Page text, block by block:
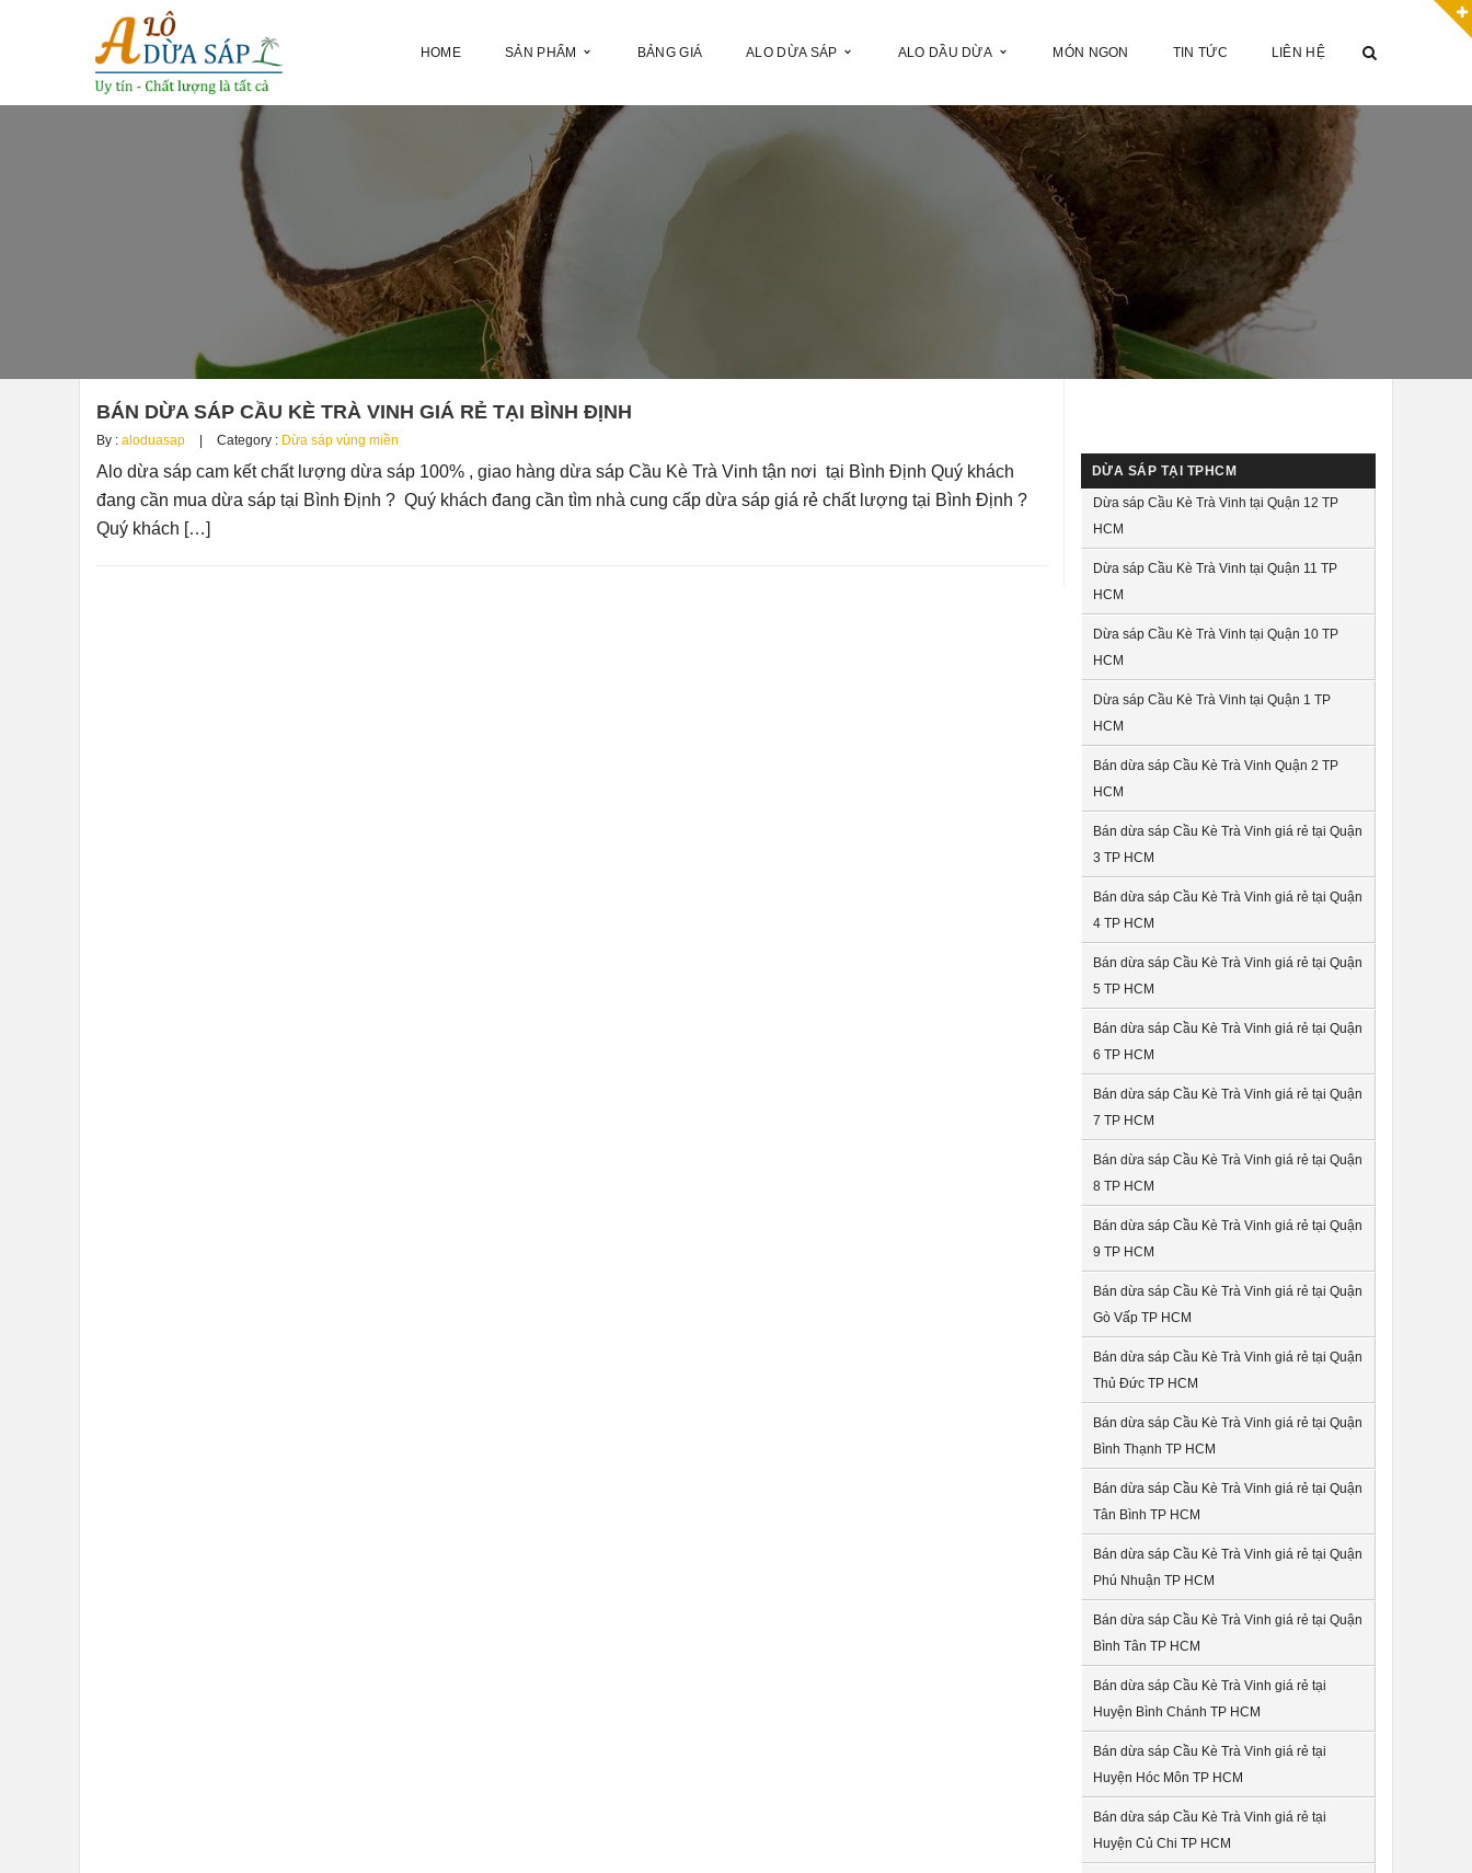
HOME SẢN PHẨM BẢNG GIÁ ALO DỪA SÁP ALO DẦU DỪA MÓN NGON TIN TỨC LIÊN HỆ
BÁN DỪA SÁP CẦU KÈ TRÀ VINH GIÁ RẺ TẠI BÌNH ĐỊNH
By : aloduasap Category : Dừa sáp vùng miền
Alo dừa sáp cam kết chất lượng dừa sáp 100% , giao hàng dừa sáp Cầu Kè Trà Vinh tận nơi tại Bình Định Quý khách
đang cần mua dừa sáp tại Bình Định ? Quý khách đang cần tìm nhà cung cấp dừa sáp giá rẻ chất lượng tại Bình Định ?
Quý khách […]
DỪA SÁP TẠI TPHCM
Dừa sáp Cầu Kè Trà Vinh tại Quận 12 TP
HCM
Dừa sáp Cầu Kè Trà Vinh tại Quận 11 TP
HCM
Dừa sáp Cầu Kè Trà Vinh tại Quận 10 TP
HCM
Dừa sáp Cầu Kè Trà Vinh tại Quận 1 TP
HCM
Bán dừa sáp Cầu Kè Trà Vinh Quận 2 TP
HCM
Bán dừa sáp Cầu Kè Trà Vinh giá rẻ tại Quận
3 TP HCM
Bán dừa sáp Cầu Kè Trà Vinh giá rẻ tại Quận
4 TP HCM
Bán dừa sáp Cầu Kè Trà Vinh giá rẻ tại Quận
5 TP HCM
Bán dừa sáp Cầu Kè Trà Vinh giá rẻ tại Quận
6 TP HCM
Bán dừa sáp Cầu Kè Trà Vinh giá rẻ tại Quận
7 TP HCM
Bán dừa sáp Cầu Kè Trà Vinh giá rẻ tại Quận
8 TP HCM
Bán dừa sáp Cầu Kè Trà Vinh giá rẻ tại Quận
9 TP HCM
Bán dừa sáp Cầu Kè Trà Vinh giá rẻ tại Quận
Gò Vấp TP HCM
Bán dừa sáp Cầu Kè Trà Vinh giá rẻ tại Quận
Thủ Đức TP HCM
Bán dừa sáp Cầu Kè Trà Vinh giá rẻ tại Quận
Bình Thạnh TP HCM
Bán dừa sáp Cầu Kè Trà Vinh giá rẻ tại Quận
Tân Bình TP HCM
Bán dừa sáp Cầu Kè Trà Vinh giá rẻ tại Quận
Phú Nhuận TP HCM
Bán dừa sáp Cầu Kè Trà Vinh giá rẻ tại Quận
Bình Tân TP HCM
Bán dừa sáp Cầu Kè Trà Vinh giá rẻ tại
Huyện Bình Chánh TP HCM
Bán dừa sáp Cầu Kè Trà Vinh giá rẻ tại
Huyện Hóc Môn TP HCM
Bán dừa sáp Cầu Kè Trà Vinh giá rẻ tại
Huyện Củ Chi TP HCM